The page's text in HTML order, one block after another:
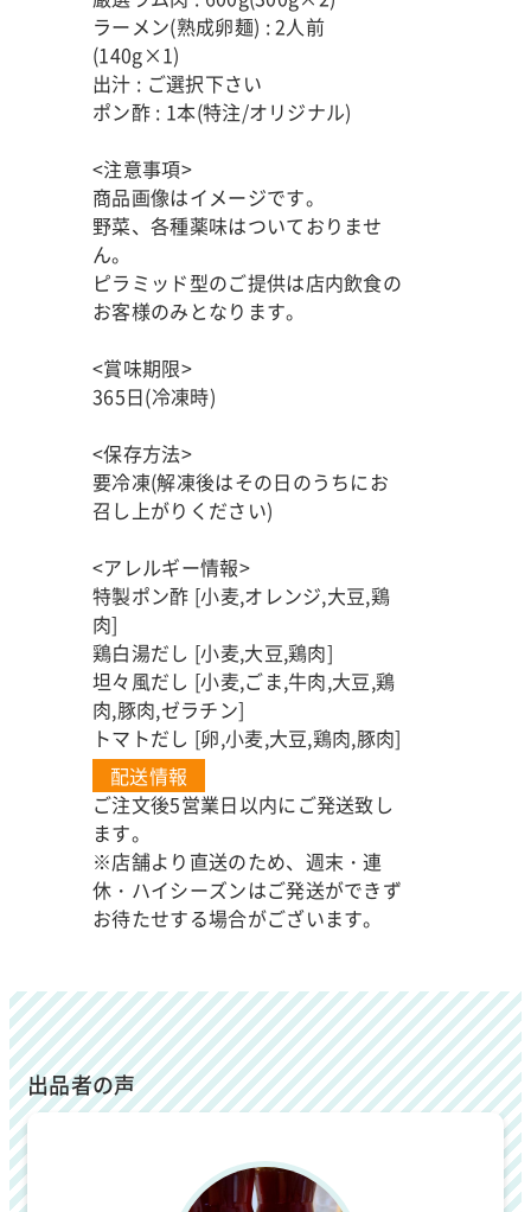
ラーメン(熟成卵麺) : 2人前
(140g×1)
出汁 : ご選択下さい
ポン酢 : 1本(特注/オリジナル)
<注意事項>
商品画像はイメージです。
野菜、各種薬味はついておりませ
ん。
ピラミッド型のご提供は店内飲食の
お客様のみとなります。
<賞味期限>
365日(冷凍時)
<保存方法>
要冷凍(解凍後はその日のうちにお
召し上がりください)
<アレルギー情報>
特製ポン酢 [小麦,オレンジ,大豆,鶏
肉]
鶏白湯だし [小麦,大豆,鶏肉]
坦々風だし [小麦,ごま,牛肉,大豆,鶏
肉,豚肉,ゼラチン]
トマトだし [卵,小麦,大豆,鶏肉,豚肉]
配送情報
ご注文後5営業日以内にご発送致し
ます。
※店舗より直送のため、週末・連
休・ハイシーズンはご発送ができず
お待たせする場合がございます。
出品者の声